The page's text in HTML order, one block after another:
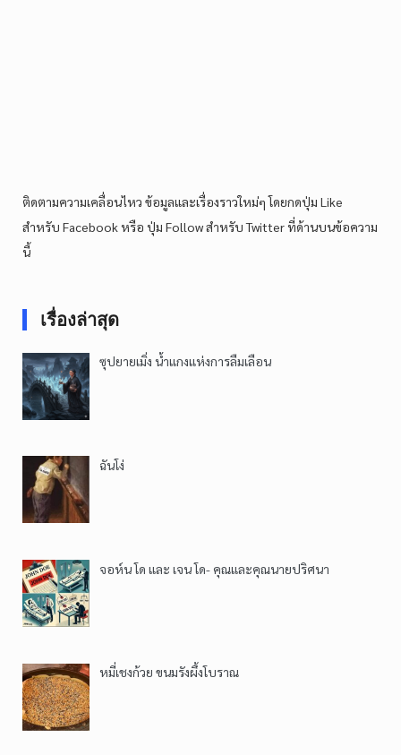
ติดตามความเคลื่อนไหว ข้อมูลและเรื่องราวใหม่ๆ โดยกดปุ่ม Like
สำหรับ Facebook หรือ ปุ่ม Follow สำหรับ Twitter ที่ด้านบนข้อความ
นี้
เรื่องล่าสุด
ซุปยายเมิ่ง น้ำแกงแห่งการลืมเลือน
ฉันโง่
จอห์น โด และ เจน โด- คุณและคุณนายปริศนา
หมี่เชงก้วย ขนมรังผึ้งโบราณ